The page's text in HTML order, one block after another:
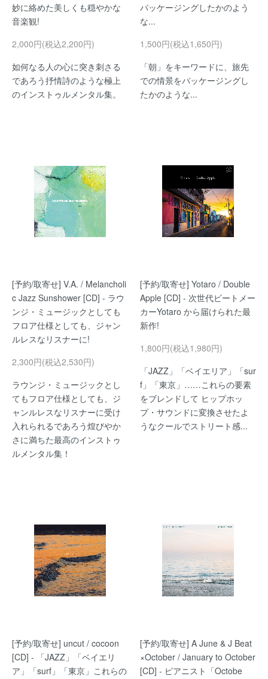
妙に絡めた美しくも穏やかな
音楽観!
2,000円(税込2,200円)
如何なる人の心に突き刺さる
であろう抒情詩のような極上
のインストゥルメンタル集。
パッケージングしたかのよう
な...
1,500円(税込1,650円)
「朝」をキーワードに、旅先
での情景をパッケージングし
たかのような...
[予約/取寄せ] V.A. / Melancholi
c Jazz Sunshower [CD] - ラウ
ンジ・ミュージックとしても
フロア仕様としても、ジャン
ルレスなリスナーに!
2,300円(税込2,530円)
ラウンジ・ミュージックとし
てもフロア仕様としても、ジ
ャンルレスなリスナーに受け
入れられるであろう煌びやか
さに満ちた最高のインストゥ
ルメンタル集！
[予約/取寄せ] Yotaro / Double
Apple [CD] - 次世代ビートメー
カーYotaro から届けられた最
新作!
1,800円(税込1,980円)
「JAZZ」「ベイエリア」「sur
f」「東京」……これらの要素
をブレンドして ヒップホッ
プ・サウンドに変換させたよ
うなクールでストリート感...
[予約/取寄せ] uncut / cocoon
[CD] - 「JAZZ」「ベイエリ
ア」「surf」「東京」これらの
[予約/取寄せ] A June & J Beat
×October / January to October
[CD] - ピアニスト「Octobe